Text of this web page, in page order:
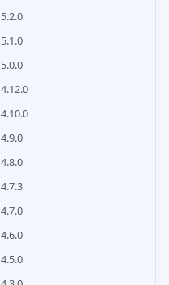
5.2.0
5.1.0
5.0.0
4.12.0
4.10.0
4.9.0
4.8.0
4.7.3
4.7.0
4.6.0
4.5.0